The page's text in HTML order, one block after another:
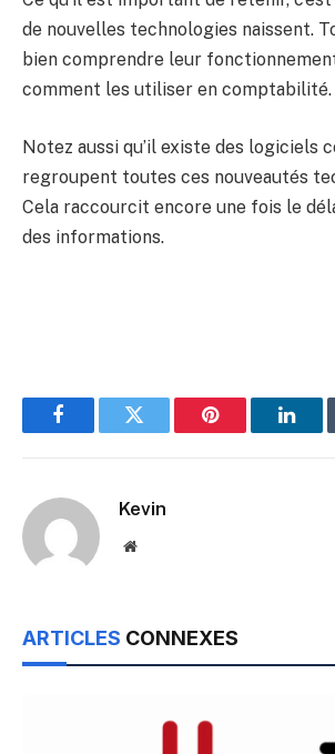
de nouvelles technologies naissent.
bien comprendre leur
comment les utiliser en comptabilité.
Notez aussi qu’il existe des logiciels
regroupent toutes ces nouveautés
Cela raccourcit encore une fois le
des informations.
FacebookTwitter Pinterest
Kevin
Website
ARTICLES CONNEXES